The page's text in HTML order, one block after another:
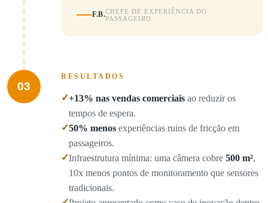
F.B.CHEFE DE EXPERIÊNCIA DO
PASSAGEIRO
03
RESULTADOS
✓+13% nas vendas comerciais ao reduzir os
tempos de espera.
✓50% menos experiências ruins de fricção em
passageiros.
✓Infraestrutura mínima: uma câmera cobre 500 m²,
10x menos pontos de monitoramento que sensores
tradicionais.